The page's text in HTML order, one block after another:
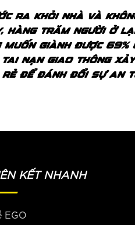
ra khỏi nhà và
hàng trăm người ở
giành được
nạn giao thông
rẻ để đánh đổi sự an
KẾT NHANH
EGO